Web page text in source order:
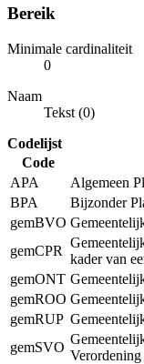
Bereik
Minimale cardinaliteit
0
Naam
Tekst (0)
Codelijst
Code
APA
Algemeen
BPA
Bijzonder
gemBVO
gemCPR
kader van
gemONT
gemROO
gemRUP
gemSVO
Verordening